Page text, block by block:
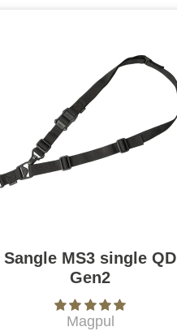
Sangle MS3 single QD
Gen2
Magpul